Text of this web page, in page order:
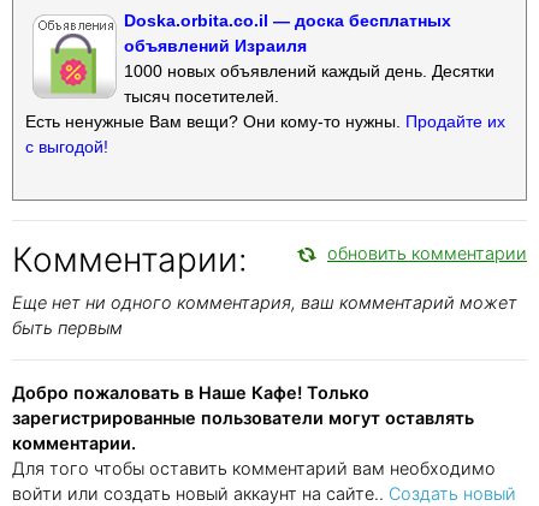
Doska.orbita.co.il — доска бесплатных
объявлений Израиля
1000 новых объявлений каждый день. Десятки
тысяч посетителей.
Есть ненужные Вам вещи? Они кому-то нужны. Продайте их
с выгодой!
Комментарии: обновить комментарии
Еще нет ни одного комментария, ваш комментарий может
быть первым
Добро пожаловать в Наше Кафе! Только
зарегистрированные пользователи могут оставлять
комментарии.
Для того чтобы оставить комментарий вам необходимо
войти или создать новый аккаунт на сайте.. Создать новый